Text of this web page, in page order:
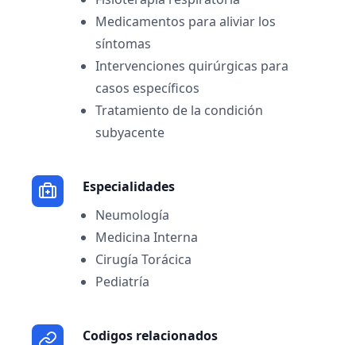
Medicamentos para aliviar los
síntomas
Intervenciones quirúrgicas para
casos específicos
Tratamiento de la condición
subyacente
Especialidades
Neumología
Medicina Interna
Cirugía Torácica
Pediatría
Codigos relacionados